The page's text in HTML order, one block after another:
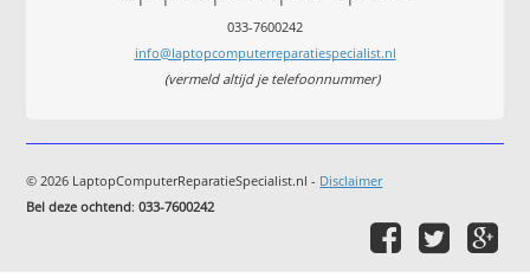
033-7600242
info@laptopcomputerreparatiespecialist.nl
(vermeld altijd je telefoonnummer)
© 2026 LaptopComputerReparatieSpecialist.nl - Disclaimer
Bel deze ochtend:033-7600242